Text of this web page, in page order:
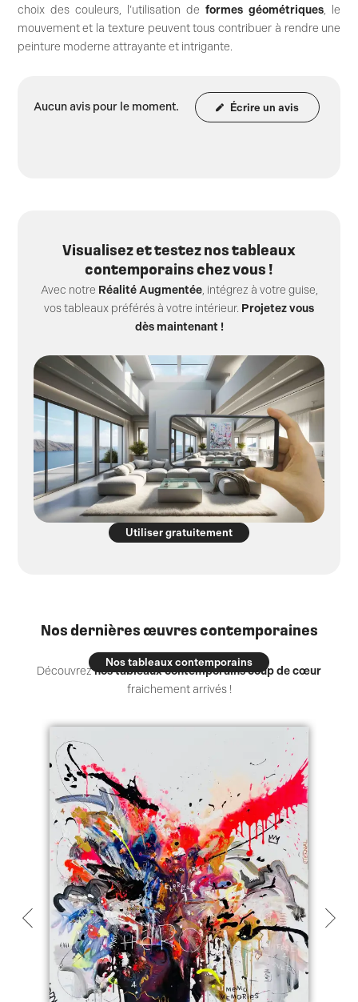
choix des couleurs, l’utilisation deformes géométriques, le
mouvement et la texture peuvent tous contribuer à rendre une
peinture moderne attrayante et intrigante.
Aucun avis pour le moment. Écrire un avis
Visualisez et testez nos tableaux
contemporains chez vous !
Avec notre Réalité Augmentée, intégrez à votre guise,
vos tableaux préférés à votre intérieur. Projetez vous
dès maintenant !
Utiliser gratuitement
Nos dernières œuvres contemporaines
Nos tableaux contemporains
Découvreznos tableaux contemporains coup de cœur
fraichement arrivés !